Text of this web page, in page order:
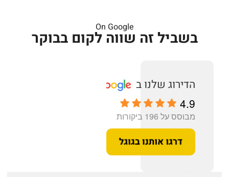
On Google
בשביל זה שווה לקום בבוקר
4.9
מבוסס על 196 ביקורות